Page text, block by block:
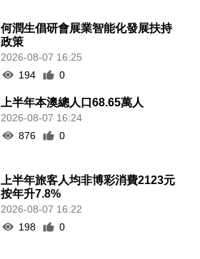
何潤生倡研會展業智能化發展扶持
政策
2026-08-07 16:25
194
0
上半年本澳總人口68.65萬人
2026-08-07 16:24
876
0
上半年旅客人均非博彩消費2123元
按年升7.8%
2026-08-07 16:22
198
0